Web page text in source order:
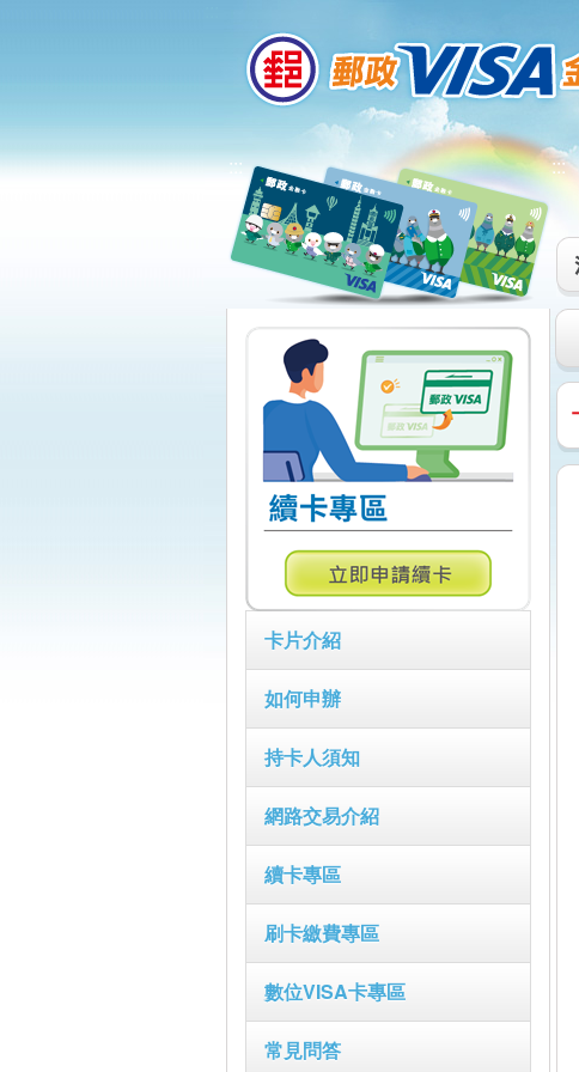
:::
卡片介紹
如何申辦
持卡人須知
網路交易介紹
續卡專區
刷卡繳費專區
數位VISA卡專區
常見問答
:::